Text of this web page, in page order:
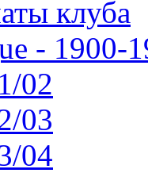
клуба
- 1900-
02
03
04